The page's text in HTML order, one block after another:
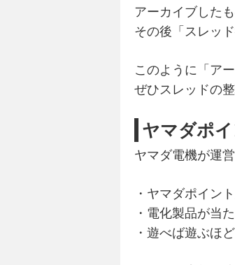
アーカイブした
その後「スレッ
このように「ア
ぜひスレッドの
ヤマダポ
ヤマダ電機が運
・ヤマダポイン
・電化製品が当
・遊べば遊ぶほ